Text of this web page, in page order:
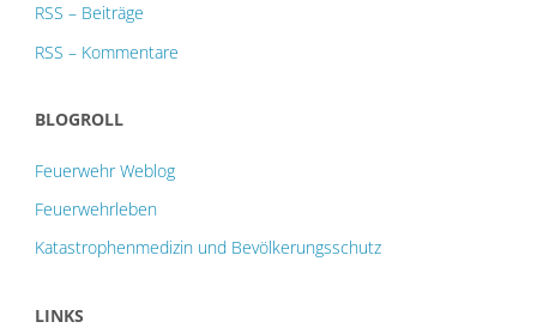
RSS – Beiträge
RSS – Kommentare
BLOGROLL
Feuerwehr Weblog
Feuerwehrleben
Katastrophenmedizin und Bevölkerungsschutz
LINKS